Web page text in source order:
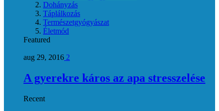
Dohányzás
Táplálkozás
Természetgyógyászat
Életmód
Featured
aug 29, 2016 2
A gyerekre káros az apa stresszelése
Recent